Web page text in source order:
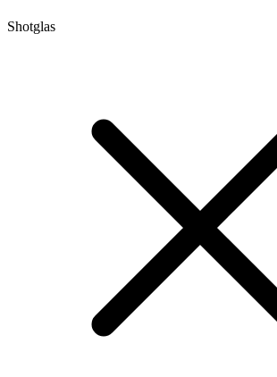
Shotglas